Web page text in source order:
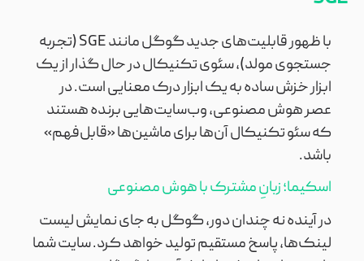
با ظهور قابلیت‌های جدید گوگل مانند SGE (تجربه
جستجوی مولد)، سئوی تکنیکال در حال گذار از یک
ابزار خزش ساده به یک ابزار درک معنایی است. در
عصر هوش مصنوعی، وب‌سایت‌هایی برنده هستند
که سئو تکنیکال آن‌ها برای ماشین‌ها «قابل‌فهم»
باشد.
اسکیما؛ زبانِ مشترک با هوش مصنوعی
در آینده نه چندان دور، گوگل به جای نمایش لیست
لینک‌ها، پاسخ مستقیم تولید خواهد کرد. سایت شما